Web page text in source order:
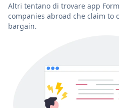
Altri tentano di trovare app
companies abroad che claim to
bargain.